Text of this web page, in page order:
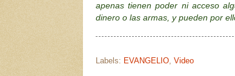
apenas tienen poder ni acceso
dinero o las armas, y pueden por
Labels: EVANGELIO, Video